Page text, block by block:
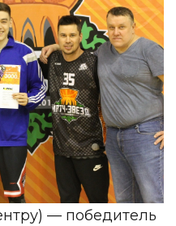
— победитель